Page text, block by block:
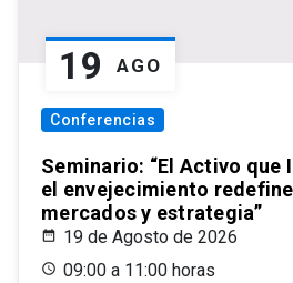
19 AGO
Conferencias
Seminario: “El Activo que
el envejecimiento
mercados y estrategia”
19 de Agosto de 2026
09:00 a 11:00 horas